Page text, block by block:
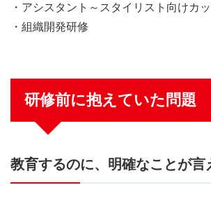
・アシスタント～スタイリスト向けカ
・組織開発研修
研修前に抱えていた問題
教育するのに、明確なことが言